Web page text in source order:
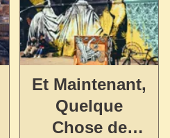
verbes cris et noms français, son
ethnogenèse au 19e siècle, et
son statut de langue en danger
avec moins de 1 000 locuteurs.
Et Maintenant,
Quelque
Chose de